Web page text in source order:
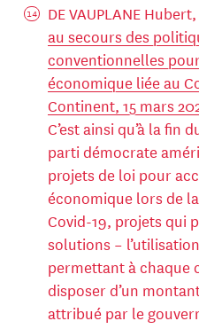
DE VAUPLANE Hubert,
au secours des
conventionnelles
économique liée au
Continent, 15 mars
C’est ainsi qu’à la fin
parti démocrate
projets de loi pour
économique lors de
Covid-19, projets qui
solutions –
permettant à chaque
disposer d’un
attribué par le